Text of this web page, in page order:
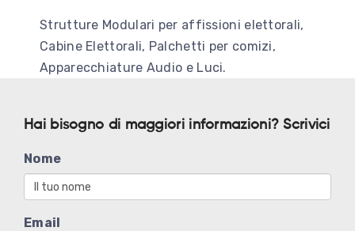
Strutture Modulari per affissioni elettorali,
Cabine Elettorali, Palchetti per comizi,
Apparecchiature Audio e Luci.
Hai bisogno di maggiori informazioni? Scrivici
Nome
Email